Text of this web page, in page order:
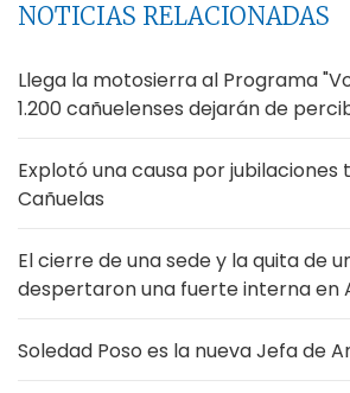
NOTICIAS RELACIONADAS
Llega la motosierra al Programa
1.200 cañuelenses dejarán de
Explotó una causa por jubilaciones
Cañuelas
El cierre de una sede y la quita de
despertaron una fuerte interna en
Soledad Poso es la nueva Jefa de